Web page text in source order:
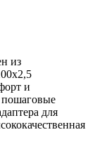
из
и
пошаговые
для